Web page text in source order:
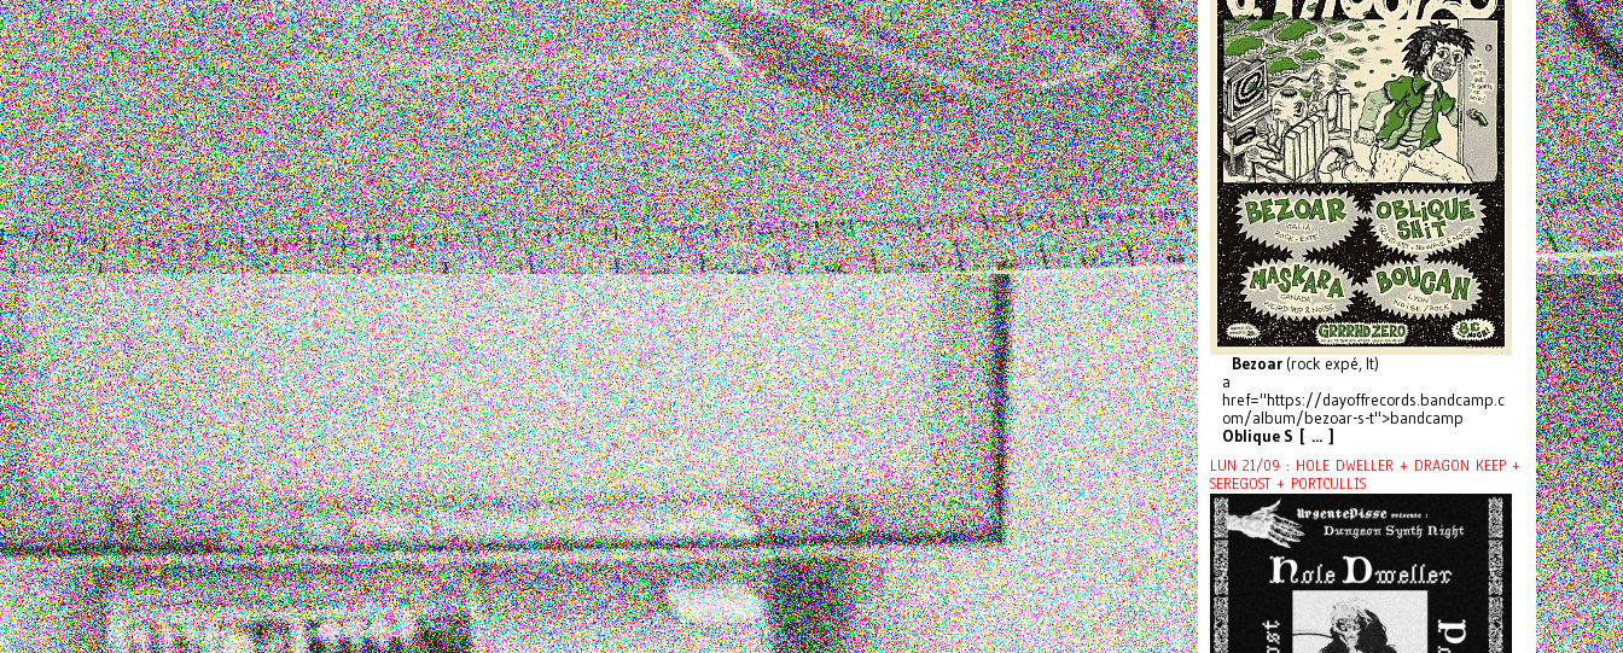
Bezoar (rock expé, It)
a
href="https://dayoffrecords.bandcamp.c
om/album/bezoar-s-t">bandcamp
Oblique S [ ... ]
LUN 21/09 : HOLE DWELLER + DRAGON KEEP +
SEREGOST + PORTCULLIS